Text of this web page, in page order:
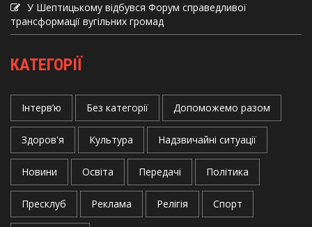
У Шептицькому відбувся Форум справедливої
трансформації вугільних громад
КАТЕГОРІЇ
Інтерв’ю Без категорії Допоможемо разом
Здоров'я Культура Надзвичайні ситуації
Новини Освіта Передачі Політика
Пресклуб Реклама Релігія Спорт